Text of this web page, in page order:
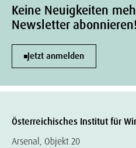
Keine Neuigkeiten
Newsletter abonnieren!
Jetzt anmelden
Österreichisches Institut für
Arsenal, Objekt 20